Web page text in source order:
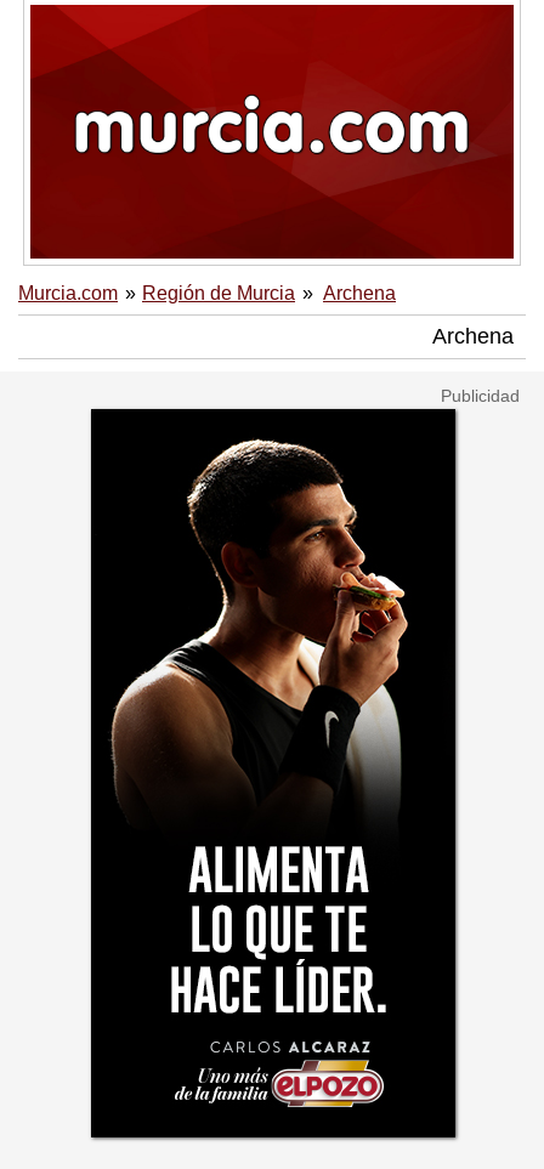
Murcia.com Región de Murcia Archena
Archena